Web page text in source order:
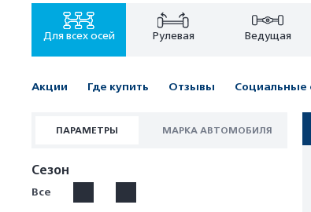
Для всех осей Рулевая Ведущая
Акции Где купить Отзывы Социальные
ПАРАМЕТРЫ МАРКА АВТОМОБИЛЯ
Сезон
Все